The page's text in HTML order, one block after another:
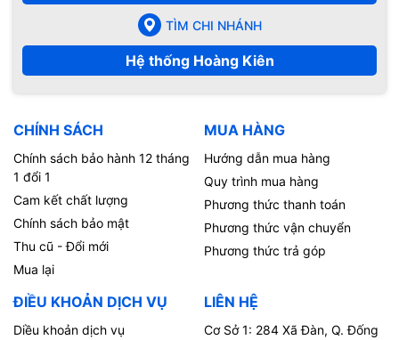
TÌM CHI NHÁNH
Hệ thống Hoàng Kiên
CHÍNH SÁCH
Chính sách bảo hành 12 tháng
1 đổi 1
Cam kết chất lượng
Chính sách bảo mật
Thu cũ - Đổi mới
Mua lại
MUA HÀNG
Hướng dẫn mua hàng
Quy trình mua hàng
Phương thức thanh toán
Phương thức vận chuyển
Phương thức trả góp
ĐIỀU KHOẢN DỊCH VỤ
Diều khoản dịch vụ
LIÊN HỆ
Cơ Sở 1: 284 Xã Đàn, Q. Đống